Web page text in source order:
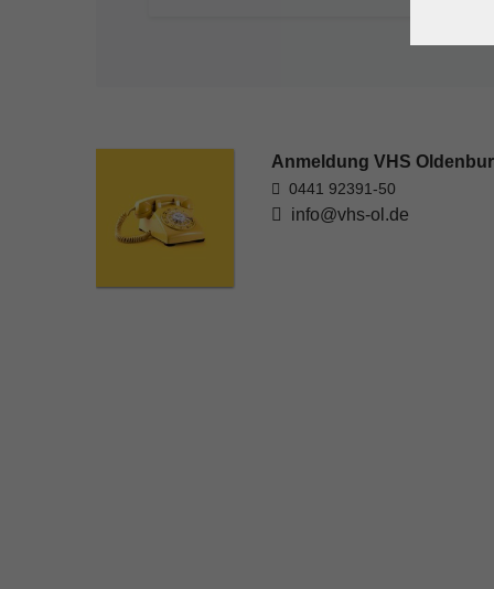
Anmeldung VHS
0441 92391-50
info@vhs-ol.de